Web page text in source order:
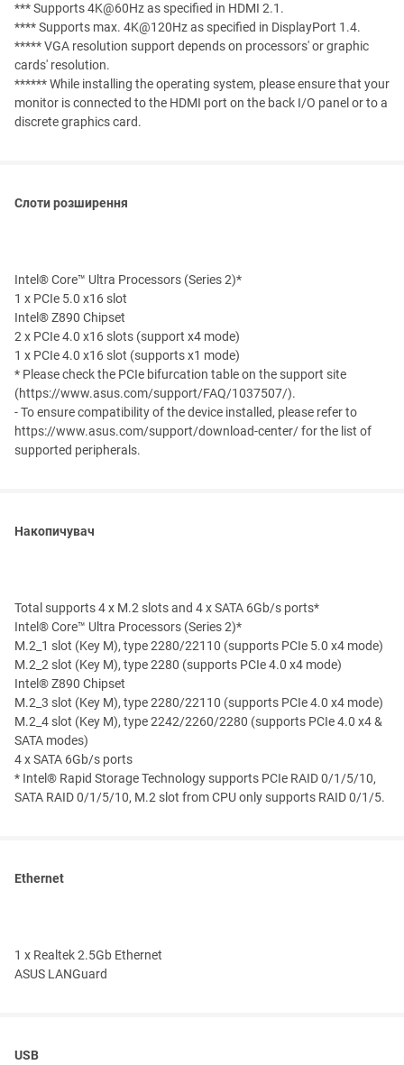
*** Supports 4K@60Hz as specified in HDMI 2.1.
**** Supports max. 4K@120Hz as specified in DisplayPort 1.4.
***** VGA resolution support depends on processors' or graphic
cards' resolution.
****** While installing the operating system, please ensure that your
monitor is connected to the HDMI port on the back I/O panel or to a
discrete graphics card.
Слоти розширення
Intel® Core™ Ultra Processors (Series 2)*
1 x PCIe 5.0 x16 slot
Intel® Z890 Chipset
2 x PCIe 4.0 x16 slots (support x4 mode)
1 x PCIe 4.0 x16 slot (supports x1 mode)
* Please check the PCIe bifurcation table on the support site
(https://www.asus.com/support/FAQ/1037507/).
- To ensure compatibility of the device installed, please refer to
https://www.asus.com/support/download-center/ for the list of
supported peripherals.
Накопичувач
Total supports 4 x M.2 slots and 4 x SATA 6Gb/s ports*
Intel® Core™ Ultra Processors (Series 2)*
M.2_1 slot (Key M), type 2280/22110 (supports PCIe 5.0 x4 mode)
M.2_2 slot (Key M), type 2280 (supports PCIe 4.0 x4 mode)
Intel® Z890 Chipset
M.2_3 slot (Key M), type 2280/22110 (supports PCIe 4.0 x4 mode)
M.2_4 slot (Key M), type 2242/2260/2280 (supports PCIe 4.0 x4 &
SATA modes)
4 x SATA 6Gb/s ports
* Intel® Rapid Storage Technology supports PCIe RAID 0/1/5/10,
SATA RAID 0/1/5/10, M.2 slot from CPU only supports RAID 0/1/5.
Ethernet
1 x Realtek 2.5Gb Ethernet
ASUS LANGuard
USB